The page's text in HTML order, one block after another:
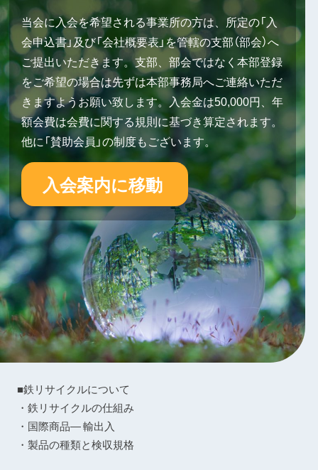
当会に入会を希望される事業所の方は、所定の「入
会申込書」及び「会社概要表」を管轄の支部（部会）へ
ご提出いただきます。支部、部会ではなく本部登録
をご希望の場合は先ずは本部事務局へご連絡いただ
きますようお願い致します。入会金は50,000円、年
額会費は会費に関する規則に基づき算定されます。
他に「賛助会員」の制度もございます。
入会案内に移動
■鉄リサイクルについて
・鉄リサイクルの仕組み
・国際商品― 輸出入
・製品の種類と検収規格